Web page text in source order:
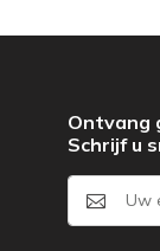
Ontvang
Schrijf u